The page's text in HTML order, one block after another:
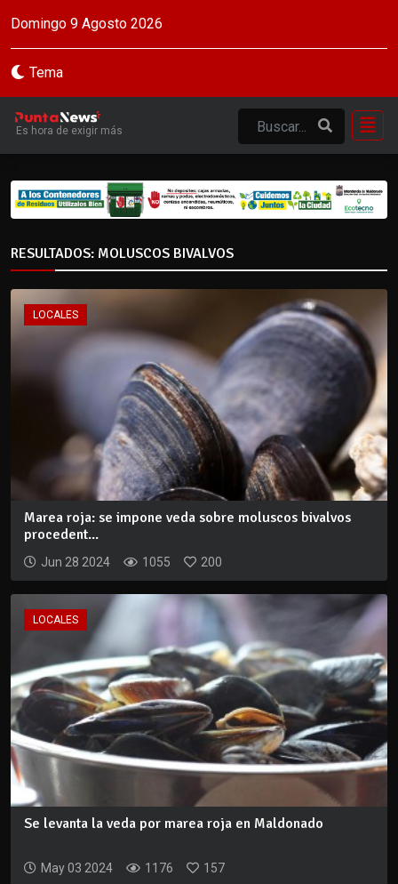
Domingo 9 Agosto 2026
Tema
Es hora de exigir más
RESULTADOS: MOLUSCOS BIVALVOS
LOCALES
Marea roja: se impone veda sobre moluscos bivalvos
procedent...
Jun 28 2024 1055 200
LOCALES
Se levanta la veda por marea roja en Maldonado
May 03 2024 1176 157